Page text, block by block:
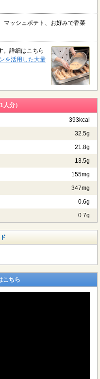
マッシュポテト、お好みで香菜
。詳細はこちら
を活用した大量
分）
393kcal
32.5g
21.8g
13.5g
155mg
347mg
0.6g
0.7g
こちら